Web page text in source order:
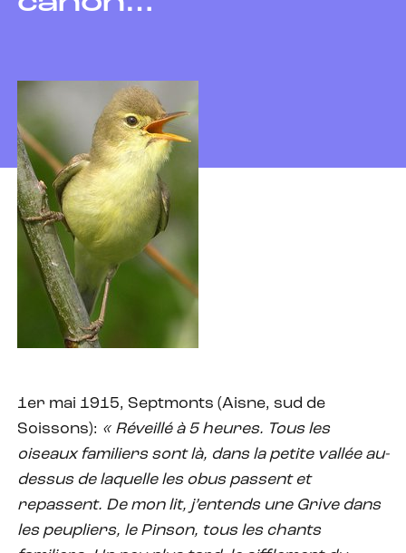
1er mai 1915, Septmonts (Aisne, sud de
Soissons): « Réveillé à 5 heures. Tous les
oiseaux familiers sont là, dans la petite vallée au-
dessus de laquelle les obus passent et
repassent. De mon lit, j’entends une Grive dans
les peupliers, le Pinson, tous les chants